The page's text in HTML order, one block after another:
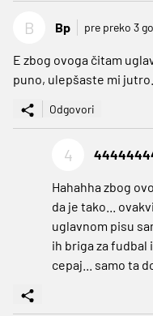
B Bp pre preko 3
E zbog ovoga čitam
puno, ulepšaste mi jutro.
Odgovori
4
Hahahha zbog
da je tako...
uglavnom pisu
ih briga za fudbal
cepaj... samo ta